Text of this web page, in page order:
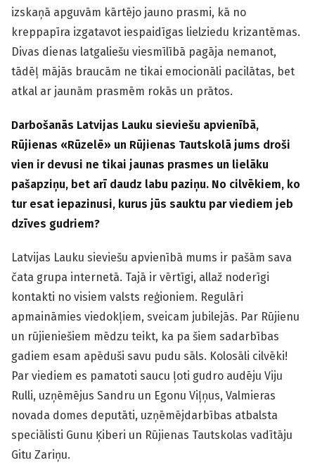
izskaņā apguvām kārtējo jauno prasmi, kā no
kreppapīra izgatavot iespaidīgas lielziedu krizantēmas.
Divas dienas latgaliešu viesmīlībā pagāja nemanot,
tādēļ mājās braucām ne tikai emocionāli pacilātas, bet
atkal ar jaunām prasmēm rokās un prātos.
Darbošanās Latvijas Lauku sieviešu apvienībā,
Rūjienas «Rūzelē» un Rūjienas Tautskolā jums droši
vien ir devusi ne tikai jaunas prasmes un lielāku
pašapziņu, bet arī daudz labu paziņu. No cilvēkiem, ko
tur esat iepazinusi, kurus jūs sauktu par viediem jeb
dzīves gudriem?
Latvijas Lauku sieviešu apvienībā mums ir pašām sava
čata grupa internetā. Tajā ir vērtīgi, allaž noderīgi
kontakti no visiem valsts reģioniem. Regulāri
apmaināmies viedokļiem, sveicam jubilejās. Par Rūjienu
un rūjieniešiem mēdzu teikt, ka pa šiem sadarbības
gadiem esam apēduši savu pudu sāls. Kolosāli cilvēki!
Par viediem es pamatoti saucu ļoti gudro audēju Viju
Rulli, uzņēmējus Sandru un Egonu Viļņus, Valmieras
novada domes deputāti, uzņēmējdarbības atbalsta
speciālisti Gunu Ķiberi un Rūjienas Tautskolas vadītāju
Gitu Zariņu.